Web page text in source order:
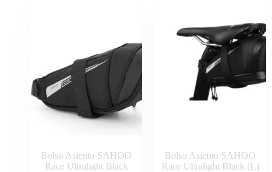
Bolso Asiento SAHOO
Race Ultralight Black
Bolso Asiento SAHOO
Race Ultralight Black (L)